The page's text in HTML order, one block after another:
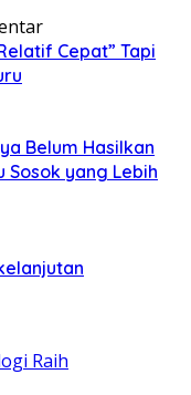
Cepat” Tapi
Belum Hasilkan
Sosok yang Lebih